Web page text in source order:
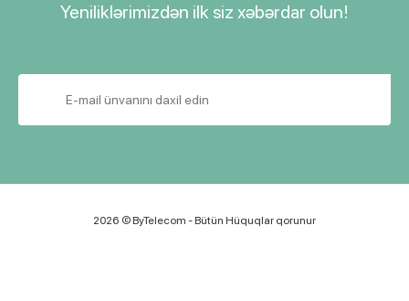
Yeniliklərimizdən ilk siz xəbərdar olun!
2026 © ByTelecom - Bütün Hüquqlar qorunur